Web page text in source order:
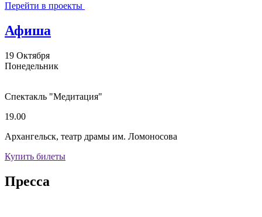
Перейти в проекты
Афиша
19 Октября
Понедельник
Спектакль "Медитация"
19.00
Архангельск, театр драмы им. Ломоносова
Купить билеты
Пресса